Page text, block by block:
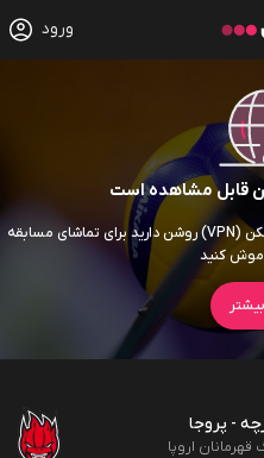
ورود
قابل مشاهده است
آی پی شما خارج از ایران است اگر فیلتر شکن (VPN) روشن دارید برای تماشای مسابقه
کنید
- پروجا
قهرمانان اروپا